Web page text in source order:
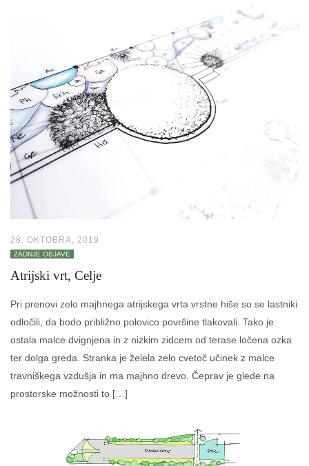
28. OKTOBRA, 2019
ZADNJE OBJAVE
Atrijski vrt, Celje
Pri prenovi zelo majhnega atrijskega vrta vrstne hiše so se lastniki
odločili, da bodo približno polovico površine tlakovali. Tako je
ostala malce dvignjena in z nizkim zidcem od terase ločena ozka
ter dolga greda. Stranka je želela zelo cvetoč učinek z malce
travniškega vzdušja in ma majhno drevo. Čeprav je glede na
prostorske možnosti to […]